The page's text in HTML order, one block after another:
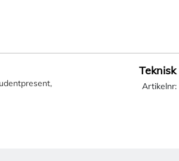
Artikelnr: